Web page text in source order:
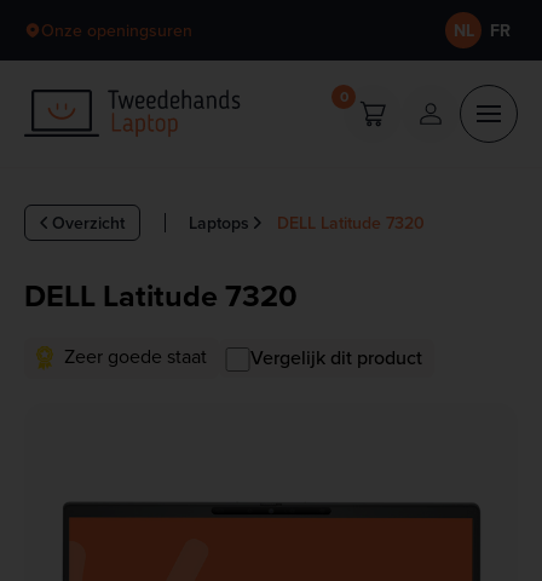
Onze openingsuren NL FR
0
Laptops DELL Latitude 7320
Overzicht
DELL Latitude 7320
Zeer goede staat Vergelijk dit product